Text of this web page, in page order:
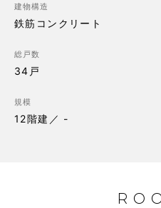
建物構造
鉄筋コンクリート
総戸数
34戸
規模
12階建／ -